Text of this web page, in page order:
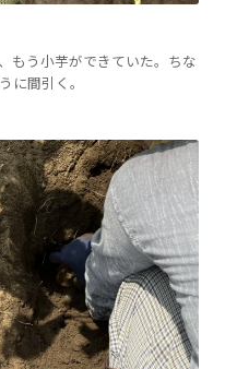
もう小芋ができていた。ちな
に間引く。